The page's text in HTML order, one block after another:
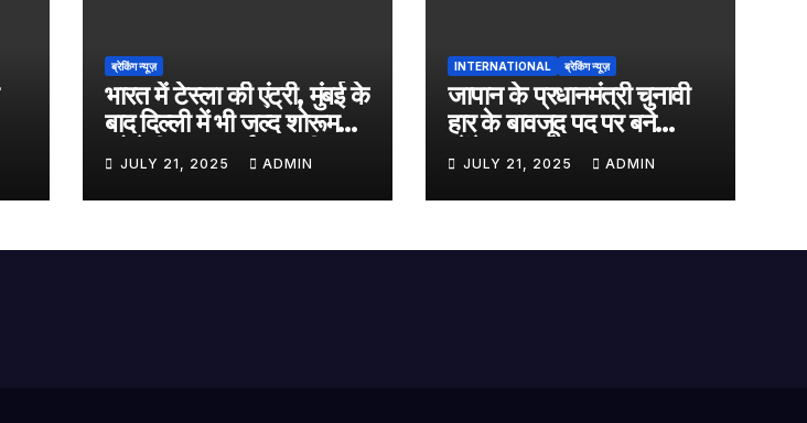
ब्रेकिंग न्यूज़
भारत में टेस्ला की एंट्री, मुंबई के
बाद दिल्ली में भी जल्द शोरूम
खोलेगी, सुपरचार्जर का भी
नेटवर्क करेगी तैयार
JULY 21, 2025 ADMIN
INTERNATIONAL ब्रेकिंग न्यूज़
जापान के प्रधानमंत्री चुनावी
हार के बावजूद पद पर बने
रहेंगे…..
JULY 21, 2025 ADMIN